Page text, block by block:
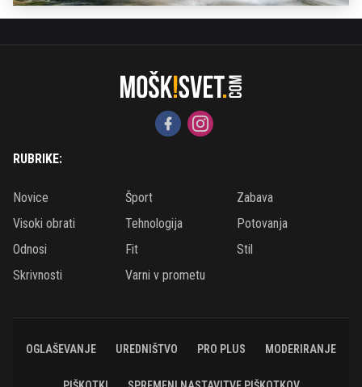
RUBRIKE:
Novice Šport
Zabava
Visoki obrati
Tehnologija
Potovanja
Odnosi
Fit
Stil
Skrivnosti
Varni v prometu
OGLAŠEVANJE UREDNIŠTVO PRO PLUS MODERIRANJE